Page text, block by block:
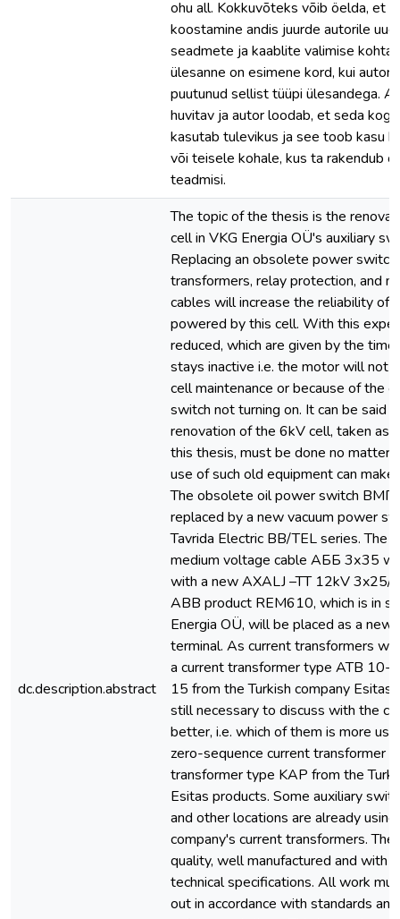
ohu all. Kokkuvõteks võib öelda, et
koostamine andis juurde autorile
seadmete ja kaablite valimise
ülesanne on esimene kord, kui autor
puutunud sellist tüüpi ülesandega.
huvitav ja autor loodab, et seda
kasutab tulevikus ja see toob kasu
või teisele kohale, kus ta rakendub
teadmisi.
dc.description.abstract
The topic of the thesis is the
cell in VKG Energia OÜ's auxiliary
Replacing an obsolete power
transformers, relay protection, and
cables will increase the reliability of
powered by this cell. With this
reduced, which are given by the
stays inactive i.e. the motor will not
cell maintenance or because of the
switch not turning on. It can be said
renovation of the 6kV cell, taken as
this thesis, must be done no matter
use of such old equipment can make
The obsolete oil power switch
replaced by a new vacuum power
Tavrida Electric BB/TEL series. The
medium voltage cable АББ 3х35
with a new AXALJ –TT 12kV 3x25/
ABB product REM610, which is in
Energia OÜ, will be placed as a new
terminal. As current transformers
a current transformer type ATB 10-
15 from the Turkish company Esitas
still necessary to discuss with the
better, i.e. which of them is more
zero-sequence current transformer
transformer type KAP from the
Esitas products. Some auxiliary
and other locations are already
company's current transformers.
quality, well manufactured and with
technical specifications. All work
out in accordance with standards